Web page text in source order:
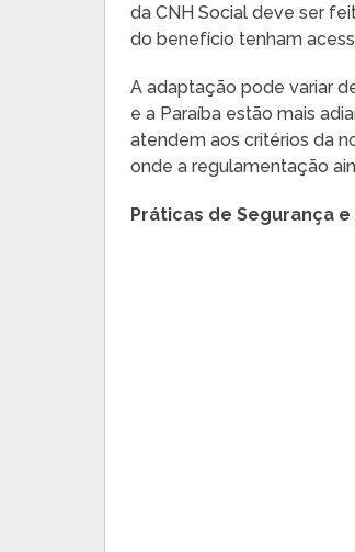
da CNH Social deve ser
do benefício tenham
A adaptação pode variar
e a Paraíba estão mais
atendem aos critérios da
onde a regulamentação
Práticas de Segurança